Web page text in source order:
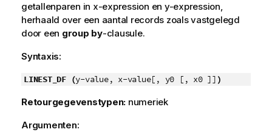
getallenparen in x-expression en y-expression,
herhaald over een aantal records zoals vastgelegd
door een group by-clausule.
Syntaxis:
LINEST_DF (y-value, x-value[, y0 [, x0 ]] )
Retourgegevenstypen: numeriek
Argumenten: